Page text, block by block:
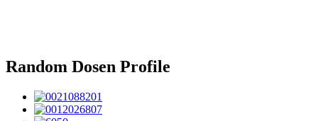
Random Dosen Profile